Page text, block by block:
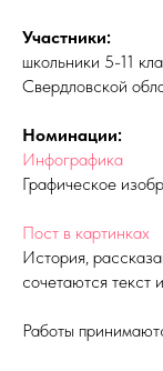
Участники:
школьники 5-11
Свердловской
Номинации:
Инфографика
Графическое
Пост в картинках
История,
сочетаются текст
Работы